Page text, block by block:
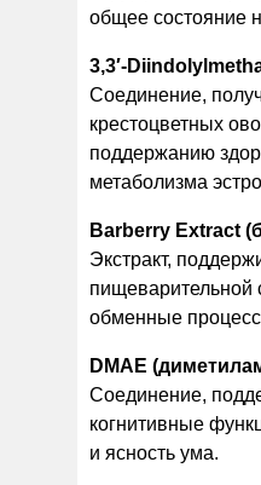
общее состояние
3,3′-
Соединение,
крестоцветных
поддержанию
метаболизма
Barberry Extract
Экстракт,
пищеварительной
обменные
DMAE
Соединение,
когнитивные
и ясность ума.